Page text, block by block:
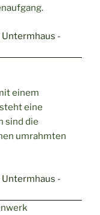
einem
eine
sind die
umrahmten